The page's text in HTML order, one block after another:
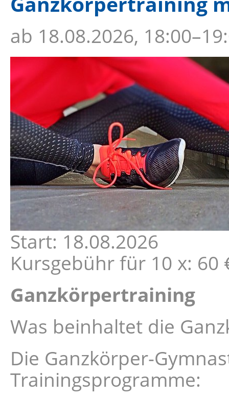
ab 18.08.2026,
Start: 18.08.2026
Kursgebühr für 10 x: 60
Ganzkörpertraining
Was beinhaltet die
Die Ganzkörper-
Trainingsprogramme: